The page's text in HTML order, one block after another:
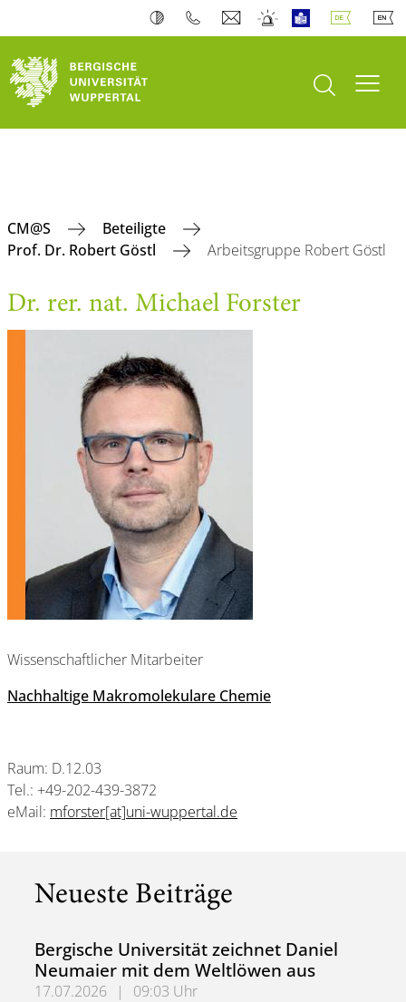
Suche öffnen
CM@S
Beteiligte
Prof. Dr. Robert Göstl
Arbeitsgruppe Robert Göstl
Dr. rer. nat. Michael Forster
Wissenschaftlicher Mitarbeiter
Nachhaltige Makromolekulare Chemie
Raum: D.12.03
Tel.: +49-202-439-3872
eMail: mforster[at]uni-wuppertal.de
Neueste Beiträge
Bergische Universität zeichnet Daniel
Neumaier mit dem Weltlöwen aus
17.07.2026 |
09:03 Uhr